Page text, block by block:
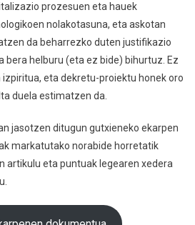
prozesuen eta hauek
nolakotasuna, eta askotan
da beharrezko duten justifikazio
bera helburu (eta ez bide) bihurtuz. Ez
eta dekretu-proiektu honek oro
duela estimatzen da.
jasotzen ditugun gutxieneko ekarpen
markatutako norabide horretatik
artikulu eta puntuak legearen xedera